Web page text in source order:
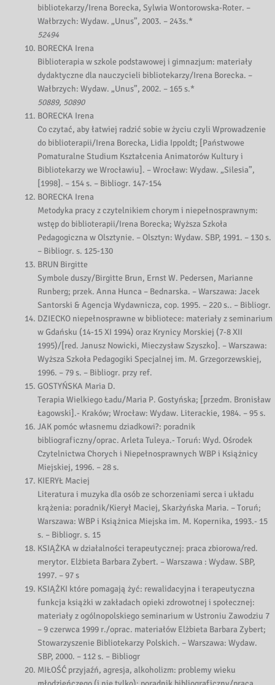
bibliotekarzy/Irena Borecka, Sylwia Wontorowska-Roter. –
Wałbrzych: Wydaw. „Unus”, 2003. – 243s.*
52494
BORECKA Irena
Biblioterapia w szkole podstawowej i gimnazjum: materiały
dydaktyczne dla nauczycieli bibliotekarzy/Irena Borecka. –
Wałbrzych: Wydaw. „Unus”, 2002. – 165 s.*
50889, 50890
BORECKA Irena
Co czytać, aby łatwiej radzić sobie w życiu czyli Wprowadzenie
do biblioterapii/Irena Borecka, Lidia Ippoldt; [Państwowe
Pomaturalne Studium Kształcenia Animatorów Kultury i
Bibliotekarzy we Wrocławiu]. – Wrocław: Wydaw. „Silesia”,
[1998]. – 154 s. – Bibliogr. 147-154
BORECKA Irena
Metodyka pracy z czytelnikiem chorym i niepełnosprawnym:
wstęp do biblioterapii/Irena Borecka; Wyższa Szkoła
Pedagogiczna w Olsztynie. – Olsztyn: Wydaw. SBP, 1991. – 130 s.
– Bibliogr. s. 125-130
BRUN Birgitte
Symbole duszy/Birgitte Brun, Ernst W. Pedersen, Marianne
Runberg; przek. Anna Hunca – Bednarska. – Warszawa: Jacek
Santorski & Agencja Wydawnicza, cop. 1995. – 220 s.. – Bibliogr.
DZIECKO niepełnosprawne w bibliotece: materiały z seminarium
w Gdańsku (14-15 XI 1994) oraz Krynicy Morskiej (7-8 XII
1995)/[red. Janusz Nowicki, Mieczysław Szyszko]. – Warszawa:
Wyższa Szkoła Pedagogiki Specjalnej im. M. Grzegorzewskiej,
1996. – 79 s. – Bibliogr. przy ref.
GOSTYŃSKA Maria D.
Terapia Wielkiego Ładu/Maria P. Gostyńska; [przedm. Bronisław
Łagowski].- Kraków; Wrocław: Wydaw. Literackie, 1984. – 95 s.
JAK pomóc własnemu dziadkowi?: poradnik
bibliograficzny/oprac. Arleta Tuleya.- Toruń: Wyd. Ośrodek
Czytelnictwa Chorych i Niepełnosprawnych WBP i Książnicy
Miejskiej, 1996. – 28 s.
KIERYŁ Maciej
Literatura i muzyka dla osób ze schorzeniami serca i układu
krążenia: poradnik/Kierył Maciej, Skarżyńska Maria. – Toruń;
Warszawa: WBP i Książnica Miejska im. M. Kopernika, 1993.- 15
s. – Bibliogr. s. 15
KSIĄŻKA w działalności terapeutycznej: praca zbiorowa/red.
merytor. Elżbieta Barbara Zybert. – Warszawa : Wydaw. SBP,
1997. – 97 s
KSIĄŻKI które pomagają żyć: rewalidacyjna i terapeutyczna
funkcja książki w zakładach opieki zdrowotnej i społecznej:
materiały z ogólnopolskiego seminarium w Ustroniu Zawodziu 7
– 9 czerwca 1999 r./oprac. materiałów Elżbieta Barbara Zybert;
Stowarzyszenie Bibliotekarzy Polskich. – Warszawa: Wydaw.
SBP, 2000. – 112 s. – Bibliogr
MIŁOŚĆ przyjaźń, agresja, alkoholizm: problemy wieku